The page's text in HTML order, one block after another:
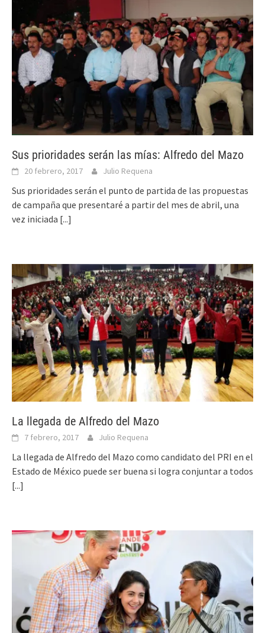
Sus prioridades serán las mías: Alfredo del Mazo
20 febrero, 2017 Julio Requena
Sus prioridades serán el punto de partida de las propuestas
de campaña que presentaré a partir del mes de abril, una
vez iniciada [...]
La llegada de Alfredo del Mazo
7 febrero, 2017 Julio Requena
La llegada de Alfredo del Mazo como candidato del PRI en el
Estado de México puede ser buena si logra conjuntar a todos
[...]